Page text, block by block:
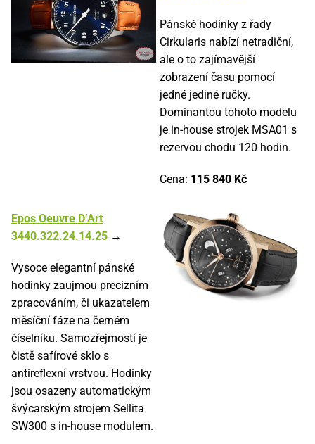
Pánské hodinky z řady
Cirkularis nabízí netradiční,
ale o to zajímavější
zobrazení času pomocí
jedné jediné ručky.
Dominantou tohoto modelu
je in-house strojek MSA01 s
rezervou chodu 120 hodin.
Cena: 115 840 Kč
Epos Oeuvre D’Art
3440.322.24.14.25 →
Vysoce elegantní pánské
hodinky zaujmou precizním
zpracováním, či ukazatelem
měsíční fáze na černém
číselníku. Samozřejmostí je
čistě safírové sklo s
antireflexní vrstvou. Hodinky
jsou osazeny automatickým
švýcarským strojem Sellita
SW300 s in-house modulem.